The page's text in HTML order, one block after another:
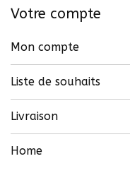
Votre compte
Mon compte
Liste de souhaits
Livraison
Home